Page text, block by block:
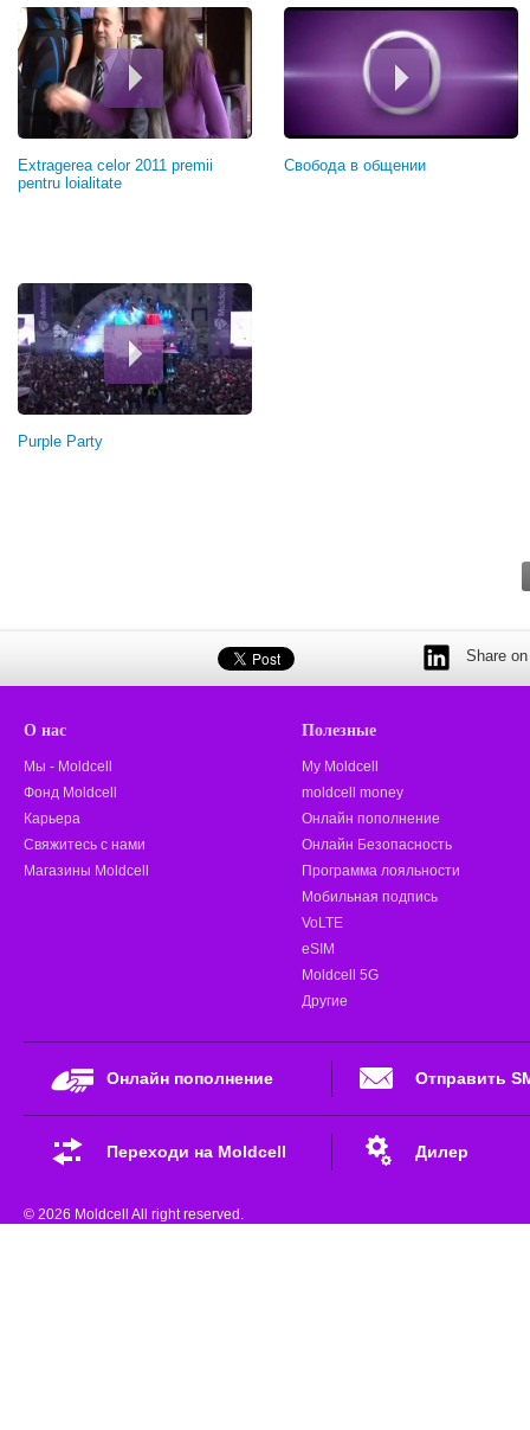
Extragerea celor 2011 premii
pentru loialitate
Свобода в общении
Purple Party
Share
О нас
Мы - Moldcell
Фонд Moldcell
Карьера
Свяжитесь с нами
Магазины Moldcell
Полезные
My Moldcell
moldcell money
Онлайн пополнение
Онлайн Безопасность
Программа лояльности
Мобильная подпись
VoLTE
eSIM
Moldcell 5G
Другие
Онлайн пополнение Отправить
Переходи на Moldcell Дилер
© 2026 Moldcell All right reserved.